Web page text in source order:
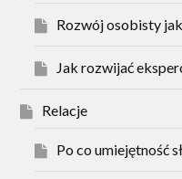
Rozwój osobisty
Jak rozwijać
Relacje
Po co umiejętność